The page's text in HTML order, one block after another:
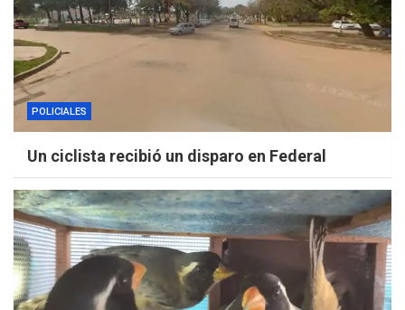
POLICIALES
Un ciclista recibió un disparo en Federal